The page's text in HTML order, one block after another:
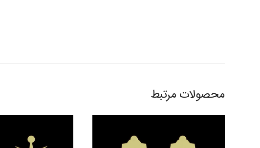
محصولات مرتبط